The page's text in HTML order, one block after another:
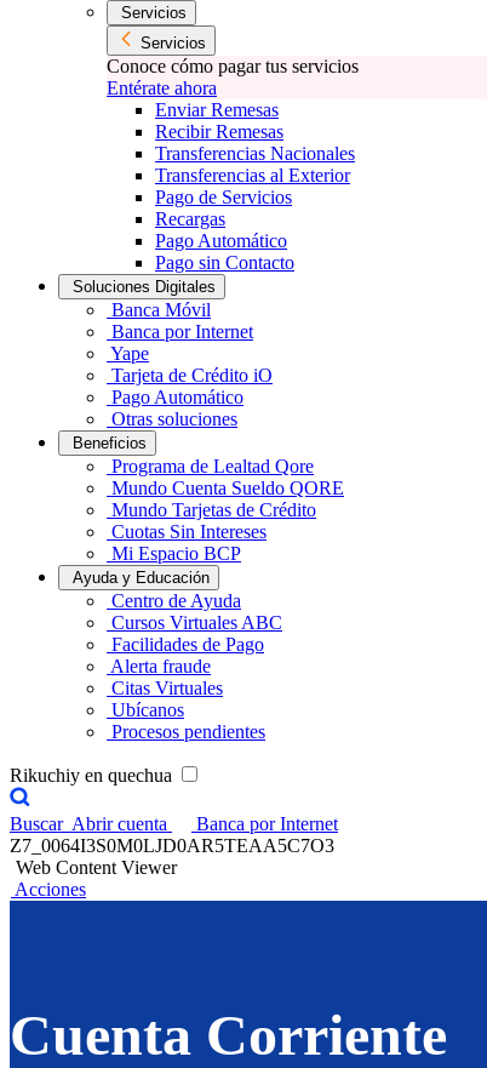
Servicios
Servicios
Conoce cómo pagar tus servicios
Entérate ahora
Enviar Remesas
Recibir Remesas
Transferencias Nacionales
Transferencias al Exterior
Pago de Servicios
Recargas
Pago Automático
Pago sin Contacto
Soluciones Digitales
Banca Móvil
Banca por Internet
Yape
Tarjeta de Crédito iO
Pago Automático
Otras soluciones
Beneficios
Programa de Lealtad Qore
Mundo Cuenta Sueldo QORE
Mundo Tarjetas de Crédito
Cuotas Sin Intereses
Mi Espacio BCP
Ayuda y Educación
Centro de Ayuda
Cursos Virtuales ABC
Facilidades de Pago
Alerta fraude
Citas Virtuales
Ubícanos
Procesos pendientes
Rikuchiy en quechua
Buscar Abrir cuenta
Banca por Internet
Z7_0064I3S0M0LJD0AR5TEAA5C7O3
Web Content Viewer
Acciones
Cuenta Corriente